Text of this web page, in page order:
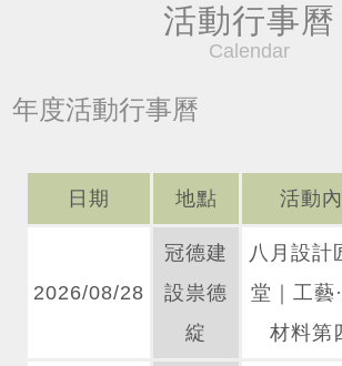
活動行事曆
Calendar
年度活動行事曆
日期 地點 活動
2026/08/28
冠德建
設祟德
綻
八月設計
堂｜工藝
材料第